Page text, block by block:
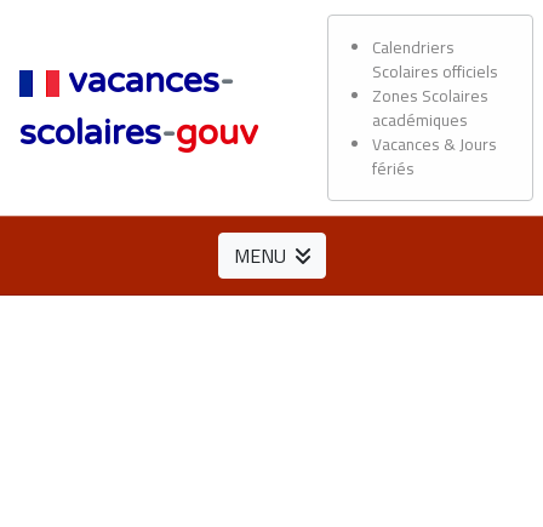
vacances-
scolaires-gouv
Calendriers
Scolaires officiels
Zones Scolaires
académiques
Vacances & Jours
fériés
MENU